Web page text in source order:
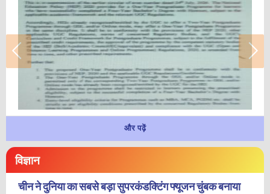
और पढ़ें
विज्ञान
चीन ने दुनिया का सबसे बड़ा सुपरकंडक्टिंग फ्यूजन चुंबक बनाया